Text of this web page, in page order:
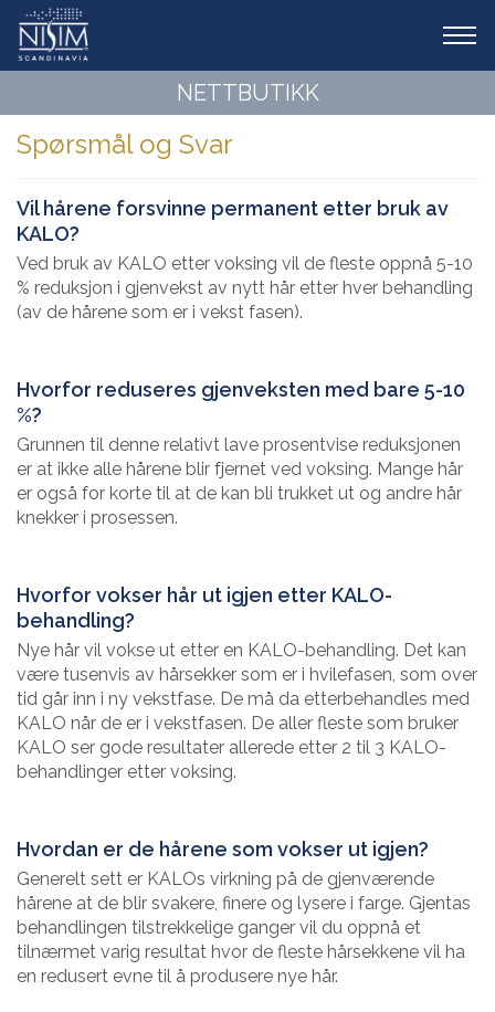
NETTBUTIKK
Spørsmål og Svar
Vil hårene forsvinne permanent etter bruk av
KALO?
Ved bruk av KALO etter voksing vil de fleste oppnå 5-10
% reduksjon i gjenvekst av nytt hår etter hver behandling
(av de hårene som er i vekst fasen).
Hvorfor reduseres gjenveksten med bare 5-10
%?
Grunnen til denne relativt lave prosentvise reduksjonen
er at ikke alle hårene blir fjernet ved voksing. Mange hår
er også for korte til at de kan bli trukket ut og andre hår
knekker i prosessen.
Hvorfor vokser hår ut igjen etter KALO-
behandling?
Nye hår vil vokse ut etter en KALO-behandling. Det kan
være tusenvis av hårsekker som er i hvilefasen, som over
tid går inn i ny vekstfase. De må da etterbehandles med
KALO når de er i vekstfasen. De aller fleste som bruker
KALO ser gode resultater allerede etter 2 til 3 KALO-
behandlinger etter voksing.
Hvordan er de hårene som vokser ut igjen?
Generelt sett er KALOs virkning på de gjenværende
hårene at de blir svakere, finere og lysere i farge. Gjentas
behandlingen tilstrekkelige ganger vil du oppnå et
tilnærmet varig resultat hvor de fleste hårsekkene vil ha
en redusert evne til å produsere nye hår.